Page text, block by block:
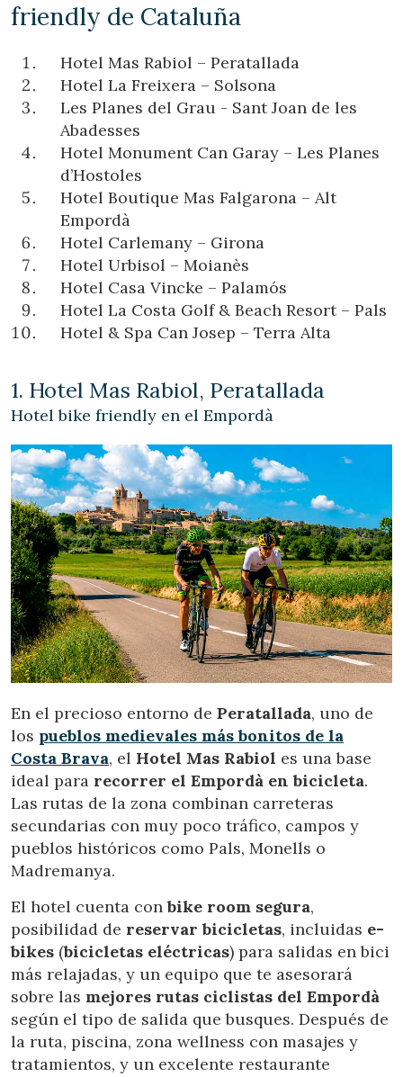
friendly de Cataluña
Hotel Mas Rabiol – Peratallada
Hotel La Freixera – Solsona
Les Planes del Grau - Sant Joan de les
Abadesses
Hotel Monument Can Garay – Les Planes
d’Hostoles
Hotel Boutique Mas Falgarona – Alt
Empordà
Hotel Carlemany – Girona
Hotel Urbisol – Moianès
Hotel Casa Vincke – Palamós
Hotel La Costa Golf & Beach Resort – Pals
Hotel & Spa Can Josep – Terra Alta
1. Hotel Mas Rabiol, Peratallada
Hotel bike friendly en el Empordà
En el precioso entorno de Peratallada, uno de
los pueblos medievales más bonitos de la
Costa Brava, el Hotel Mas Rabiol es una base
ideal para recorrer el Empordà en bicicleta.
Las rutas de la zona combinan carreteras
secundarias con muy poco tráfico, campos y
pueblos históricos como Pals, Monells o
Madremanya.
El hotel cuenta conbike room segura,
posibilidad de reservar bicicletas, incluidas e-
bikes (bicicletas eléctricas) para salidas en bici
más relajadas, y un equipo que te asesorará
sobre las mejores rutas ciclistas del Empordà
según el tipo de salida que busques. Después de
la ruta, piscina, zona wellness con masajes y
tratamientos, y un excelente restaurante
Modificar cookies